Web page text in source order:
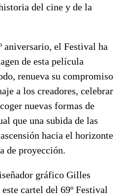
del cine y de la
aniversario, el Festival ha
de esta película
renueva su compromiso
a los creadores, celebrar
nuevas formas de
que una subida de las
hacia el horizonte
de proyección.
gráfico Gilles
cartel del 69º Festival